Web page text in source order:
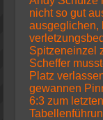
nicht so gut
ausgeglichen,
Spitzeneinzel
Scheffer
Platz
gewannen
6:3 zum